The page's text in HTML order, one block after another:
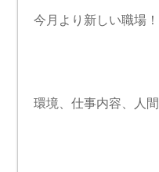
今月より新しい職場！
環境、仕事内容、人間